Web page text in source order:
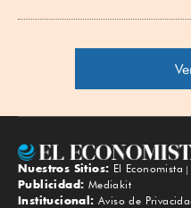
Nuestros Sitios: El Economista
Publicidad: Mediakit
Institucional: Aviso de